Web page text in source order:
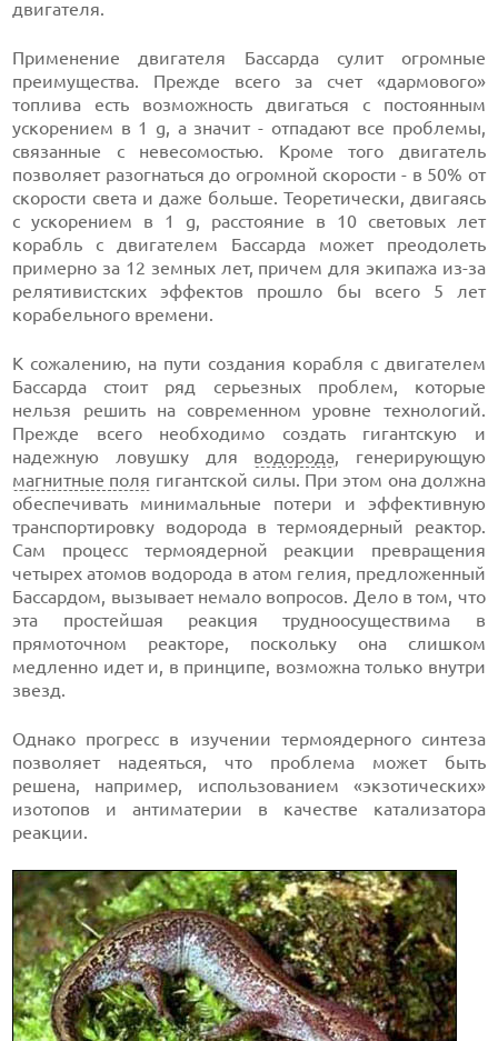
двигателя.
Применение двигателя Бассарда сулит огромные
преимущества. Прежде всего за счет «дармового»
топлива есть возможность двигаться с постоянным
ускорением в 1 g, а значит - отпадают все проблемы,
связанные с невесомостью. Кроме того двигатель
позволяет разогнаться до огромной скорости - в 50% от
скорости света и даже больше. Теоретически, двигаясь
с ускорением в 1 g, расстояние в 10 световых лет
корабль с двигателем Бассарда может преодолеть
примерно за 12 земных лет, причем для экипажа из-за
релятивистских эффектов прошло бы всего 5 лет
корабельного времени.
К сожалению, на пути создания корабля с двигателем
Бассарда стоит ряд серьезных проблем, которые
нельзя решить на современном уровне технологий.
Прежде всего необходимо создать гигантскую и
надежную ловушку для водорода, генерирующую
магнитные поля гигантской силы. При этом она должна
обеспечивать минимальные потери и эффективную
транспортировку водорода в термоядерный реактор.
Сам процесс термоядерной реакции превращения
четырех атомов водорода в атом гелия, предложенный
Бассардом, вызывает немало вопросов. Дело в том, что
эта простейшая реакция трудноосуществима в
прямоточном реакторе, поскольку она слишком
медленно идет и, в принципе, возможна только внутри
звезд.
Однако прогресс в изучении термоядерного синтеза
позволяет надеяться, что проблема может быть
решена, например, использованием «экзотических»
изотопов и антиматерии в качестве катализатора
реакции.